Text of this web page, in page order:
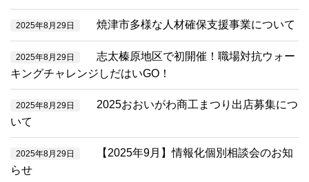
2025年8月29日 焼津市多様な人材確保支援事業について
2025年8月29日
志太榛原地区で初開催！職場対抗ウォー
キングチャレンジしだはいGO！
2025年8月29日
2025おおいがわ商工まつり出店募集につ
いて
2025年8月29日
【2025年9月】情報化個別相談会のお知
らせ